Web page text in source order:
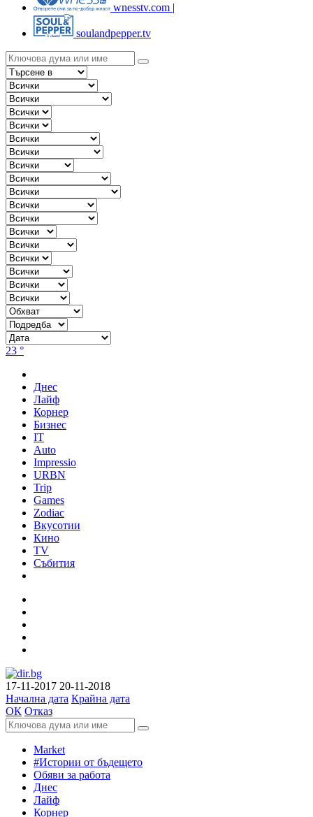
wnesstv.com |
soulandpepper.tv
23 °
Днес
Лайф
Корнер
Бизнес
IT
Auto
Impressio
URBN
Trip
Games
Zodiac
Вкусотии
Кино
TV
Събития
17-11-2017 20-11-2018
Начална дата Крайна дата
ОК Отказ
Market
#Истории от бъдещето
Обяви за работа
Днес
Лайф
Корнер